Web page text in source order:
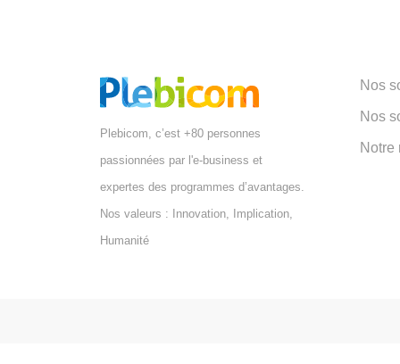
Plebicom, c’est +80 personnes
passionnées par l'e-business et
expertes des programmes d’avantages.
Nos valeurs : Innovation, Implication,
Humanité
Nos
Nos
Notre